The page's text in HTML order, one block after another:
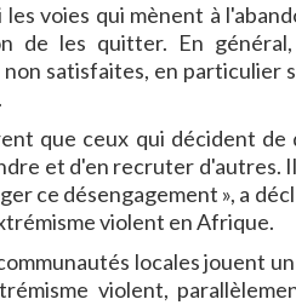
les voies qui mènent à
de les quitter. En
satisfaites, en particulier
que ceux qui décident
et d'en recruter d'autres.
ce désengagement », a
violent en Afrique.
locales jouent
violent,